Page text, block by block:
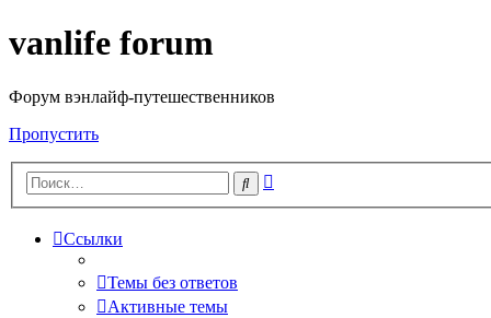
vanlife forum
Форум вэнлайф-путешественников
Пропустить
Поиск
Ссылки
Темы без ответов
Активные темы